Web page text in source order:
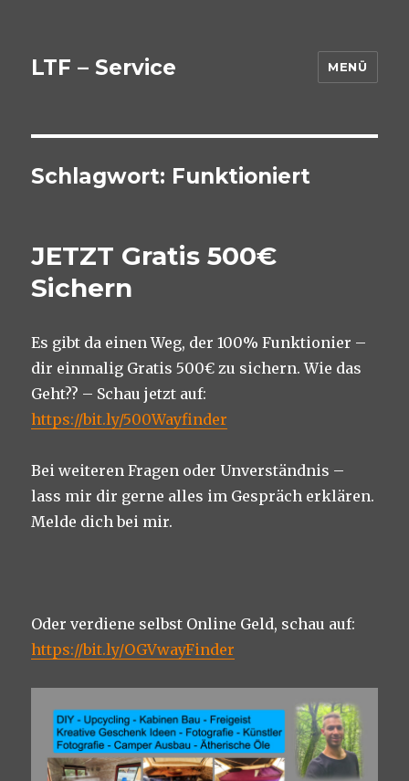
LTF – Service MENÜ
Schlagwort: Funktioniert
JETZT Gratis 500€
Sichern
Es gibt da einen Weg, der 100% Funktionier –
dir einmalig Gratis 500€ zu sichern. Wie das
Geht?? – Schau jetzt auf:
https://bit.ly/500Wayfinder
Bei weiteren Fragen oder Unverständnis –
lass mir dir gerne alles im Gespräch erklären.
Melde dich bei mir.
Oder verdiene selbst Online Geld, schau auf:
https://bit.ly/OGVwayFinder